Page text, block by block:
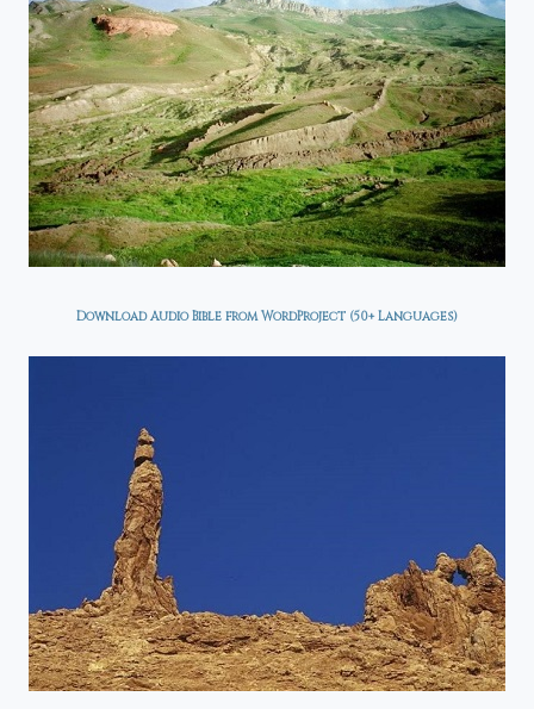
Download Audio Bible from WordProject (50+ Languages)